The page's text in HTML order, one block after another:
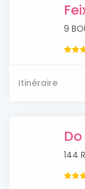
9
Itinéraire
144